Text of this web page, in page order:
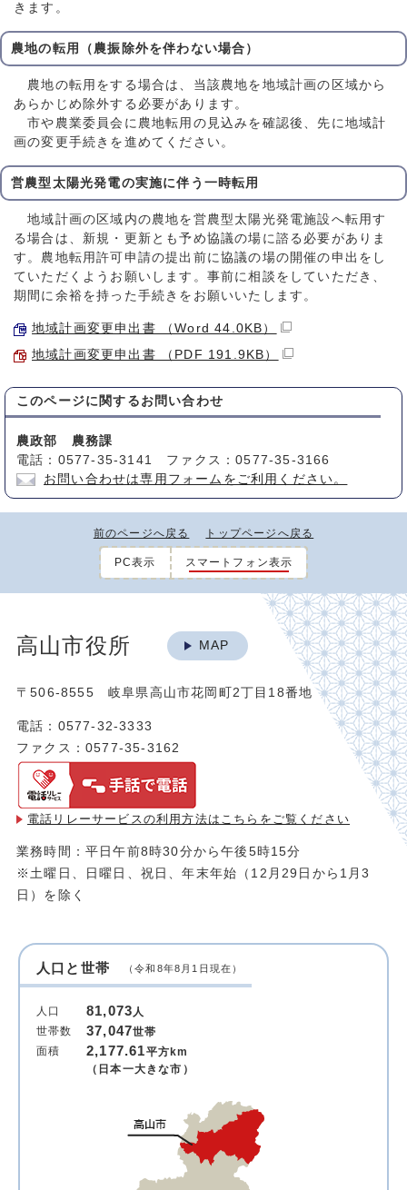
きます。
農地の転用（農振除外を伴わない場合）
農地の転用をする場合は、当該農地を地域計画の区域から
あらかじめ除外する必要があります。
市や農業委員会に農地転用の見込みを確認後、先に地域計
画の変更手続きを進めてください。
営農型太陽光発電の実施に伴う一時転用
地域計画の区域内の農地を営農型太陽光発電施設へ転用す
る場合は、新規・更新とも予め協議の場に諮る必要がありま
す。農地転用許可申請の提出前に協議の場の開催の申出をし
ていただくようお願いします。事前に相談をしていただき、
期間に余裕を持った手続きをお願いいたします。
地域計画変更申出書 （Word 44.0KB）
地域計画変更申出書 （PDF 191.9KB）
このページに関する お問い合わせ
農政部 農務課
電話：0577-35-3141 ファクス：0577-35-3166
お問い合わせは専用フォームをご利用ください。
前のページへ戻る トップページへ戻る
PC表示 スマートフォン表示
高山市役所 MAP
〒506-8555 岐阜県高山市花岡町2丁目18番地
電話：0577-32-3333
ファクス：0577-35-3162
電話リレーサービスの利用方法は こちらをご覧ください
業務時間：平日午前8時30分から午後5時15分
※土曜日、日曜日、祝日、年末年始（12月29日から1月3
日）を除く
人口と世帯 （令和8年8月1日現在）
人口 81,073人
世帯数
37,047世帯
面積
2,177.61平方km
（日本一大きな市）